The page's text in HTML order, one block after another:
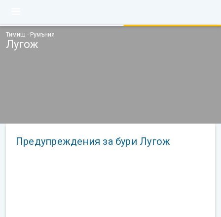
Тимиш · Румъния
Лугож
Предупреждения за бури Лугож